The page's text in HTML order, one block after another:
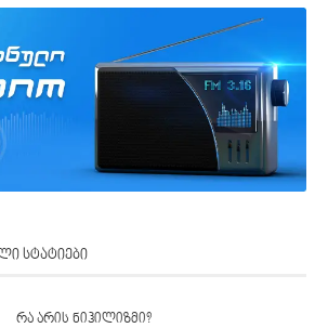
სტატიები
რა არის ნიჰილიზმი?